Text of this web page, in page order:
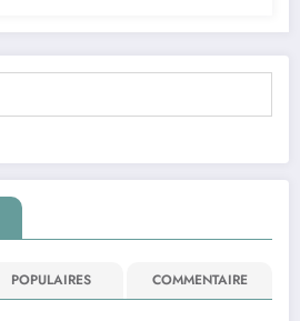
POPULAIRES COMMENTAIRE